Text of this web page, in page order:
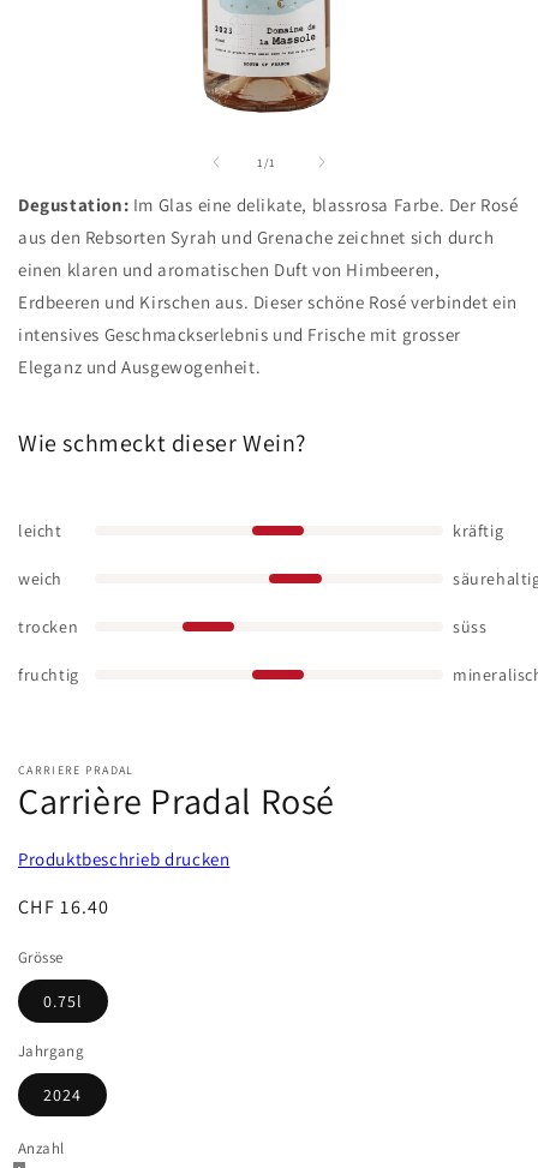
öffnen
1 /
von1
Degustation: Im Glas eine delikate, blassrosa Farbe. Der Rosé
aus den Rebsorten Syrah und Grenache zeichnet sich durch
einen klaren und aromatischen Duft von Himbeeren,
Erdbeeren und Kirschen aus. Dieser schöne Rosé verbindet ein
intensives Geschmackserlebnis und Frische mit grosser
Eleganz und Ausgewogenheit.
Wie schmeckt dieser Wein?
leicht kräftig
weich
trocken süss
fruchtig
CARRIERE PRADAL
Carrière Pradal Rosé
Produktbeschrieb drucken
Normaler
CHF 16.40
Grösse
0.75l
Jahrgang
2024
Anzahl